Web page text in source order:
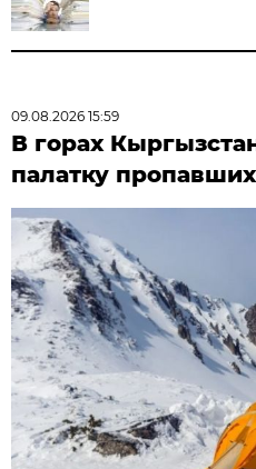
09.08.2026 15:59
В горах
палатку